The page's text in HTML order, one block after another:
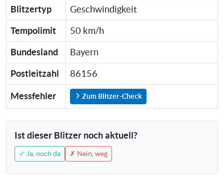
Blitzertyp Geschwindigkeit
Tempolimit 50 km/h
Bundesland Bayern
Postleitzahl 86156
Messfehler Zum Blitzer-Check
Ist dieser Blitzer noch aktuell?
✓ Ja, noch da ✗ Nein, weg